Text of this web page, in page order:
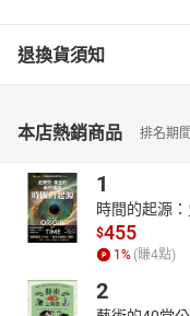
退換貨須知
本店熱銷商品 排名期
1
時間的起源
$455
1 % (賺4點)
2